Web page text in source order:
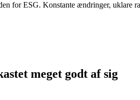
for ESG. Konstante ændringer,
meget godt af sig